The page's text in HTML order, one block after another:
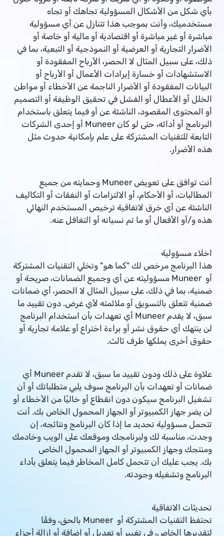
بأي شكل من الأشكال المسؤولية تجاهك أو تجاه
مستخدميك، وأنت بموجب هذا تتنازل عن أي مسؤولية
مباشرة أو غير مباشرة أو اقتصادية أو مالية أو خاصة أو
الأضرار التجارية أو العرضية أو النموذجية أو التبعية، بما في
ذلك، على سبيل المثال لا الحصر، الأرباح المفقودة أو
الاستشهادات أو خسارة إيرادات الأعمال أو الأرباح أو
البيانات المفقودة أو الأضرار الناجمة عن الأخطاء أو مواطن
الخلل أو الأعطال أو الفشل في تحقيق الوظيفة أو التصميم
أو المحتوى المقصود، الناشئة عن أو فيما يتعلق باستخدام
البرنامج أو أدائه، حتى لو كان Muneer أو إحدى الشركات
التابعة للتقنيات المشتركة على علم بإمكانية حدوث مثل
هذه الأضرار.
أنت توافق على تعويض Muneer وحمايته من جميع
المطالبات، أو الأحكام، أو الالتزامات أو النفقات أو التكاليف
الناشئة عن أي خرق لاتفاقية ترخيص المستخدم النهائي
هذه و/أو الأفعال أو ما تم نسيانه أو التغافل عنه.
اخلاء مسؤولية
هذا البرنامج مرخص لك "كما هو" وتخلي التقنيات المشتركة
أو Muneer مسؤوليته عن أي وجميع الضمانات، صريحة أو
ضمنية، بما في ذلك، على سبيل المثال لا الحصر، أي ضمانات
ضمنية تتعلق بالتسويق أو ملائمته لأي غرض. دون تقييد ما
سبق، لا يقدم Muneer أي تعهدات بأن استخدام البرنامج
لن ينتهك أي حقوق نشر أو براءة اختراع أو علامة تجارية أو
حقوق أخرى يملكها طرف ثالث.
علاوة على ذلك ودون تقييد ما سبق، لا تقدم Muneer أي
ضمانات أو تعهدات بأن البرنامج سوف يلبي متطلباتك أو أن
تشغيل البرنامج سيكون دون انقطاع أو خاليًا من الأخطاء أو
لن يضر جهاز الكمبيوتر أو الجهاز المحمول الخاص بك. أنت
تتحمل مسؤولية تحديد ما إذا كان البرنامج ونتائجه، إن
وجدت، مناسبة لك ولبرنامجك وموقعك على الويب وخادمك
ومنتجك وجهاز الكمبيوتر أو الجهاز المحمول الخاص
بك. يجب عليك أن تتحمل كامل المخاطر فيما يتعلق بأداء
البرنامج وتشغيله وجودته.
تحديثات الاتفاقية
تحتفظ التقنيات المشتركة أو Muneer بالحق، وفقًا
لتقديرها الخاص، في تغيير أو تعديل أو إضافة أو إزالة أجزاء